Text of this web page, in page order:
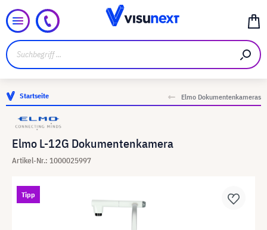
Startseite Elmo Dokumentenkameras
Elmo L-12G Dokumentenkamera
Artikel-Nr.: 1000025997
Tipp